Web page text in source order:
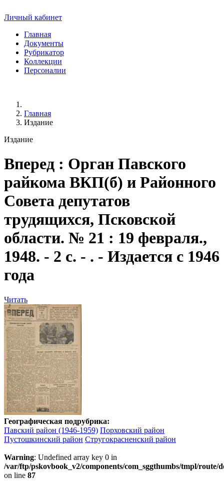
Личный кабинет
Главная
Документы
Рубрикатор
Коллекции
Персоналии
Главная
Издание
Издание
Вперед : Орган Павского
райкома ВКП(б) и Районного
Совета депутатов
трудящихся, Псковской
области. № 21 : 19 февраля.,
1948. - 2 с. - . - Издается с 1946
года
Читать
Географическая подрубрика:
Павский район (1946-1959) Порховский район
Пустошкинский район Стругокрасненский район
Warning: Undefined array key 0 in
/var/ftp/pskovbook_v2/components/com_sggthumbs/tmpl/route/
on line 87